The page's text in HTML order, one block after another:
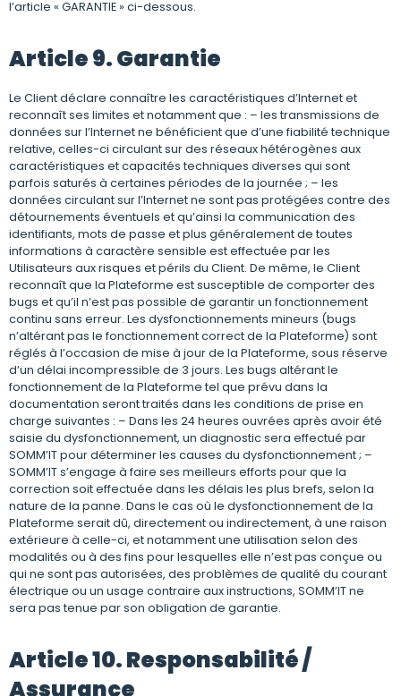
l’article « GARANTIE » ci-dessous.
Article 9. Garantie
Le Client déclare connaître les caractéristiques d’Internet et
reconnaît ses limites et notamment que : – les transmissions de
données sur l’Internet ne bénéficient que d’une fiabilité technique
relative, celles-ci circulant sur des réseaux hétérogènes aux
caractéristiques et capacités techniques diverses qui sont
parfois saturés à certaines périodes de la journée ; – les
données circulant sur l’Internet ne sont pas protégées contre des
détournements éventuels et qu’ainsi la communication des
identifiants, mots de passe et plus généralement de toutes
informations à caractère sensible est effectuée par les
Utilisateurs aux risques et périls du Client. De même, le Client
reconnaît que la Plateforme est susceptible de comporter des
bugs et qu’il n’est pas possible de garantir un fonctionnement
continu sans erreur. Les dysfonctionnements mineurs (bugs
n’altérant pas le fonctionnement correct de la Plateforme) sont
réglés à l’occasion de mise à jour de la Plateforme, sous réserve
d’un délai incompressible de 3 jours. Les bugs altérant le
fonctionnement de la Plateforme tel que prévu dans la
documentation seront traités dans les conditions de prise en
charge suivantes : – Dans les 24 heures ouvrées après avoir été
saisie du dysfonctionnement, un diagnostic sera effectué par
SOMM’IT pour déterminer les causes du dysfonctionnement ; –
SOMM’IT s’engage à faire ses meilleurs efforts pour que la
correction soit effectuée dans les délais les plus brefs, selon la
nature de la panne. Dans le cas où le dysfonctionnement de la
Plateforme serait dû, directement ou indirectement, à une raison
extérieure à celle-ci, et notamment une utilisation selon des
modalités ou à des fins pour lesquelles elle n’est pas conçue ou
qui ne sont pas autorisées, des problèmes de qualité du courant
électrique ou un usage contraire aux instructions, SOMM’IT ne
sera pas tenue par son obligation de garantie.
Article 10. Responsabilité /
Assurance